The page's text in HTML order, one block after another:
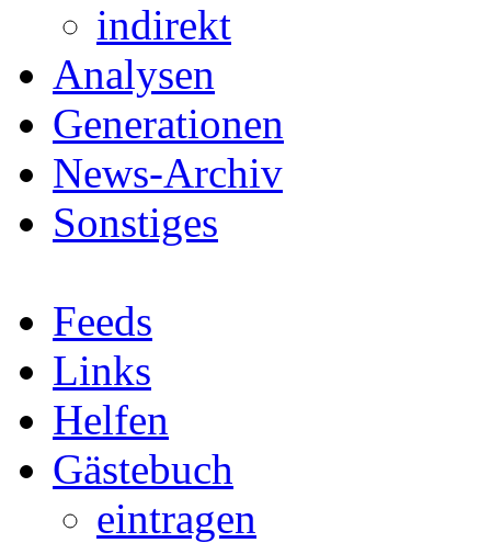
indirekt
Analysen
Generationen
News-Archiv
Sonstiges
Feeds
Links
Helfen
Gästebuch
eintragen